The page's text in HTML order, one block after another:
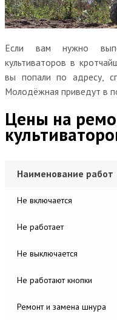
Если вам нужно
культиваторов в
вы попали по адресу,
Молодёжная приведут в
Цены на
Наименование работ
Не включается
Не работает
Не выключается
Не работают кнопки
Ремонт и замена шнура